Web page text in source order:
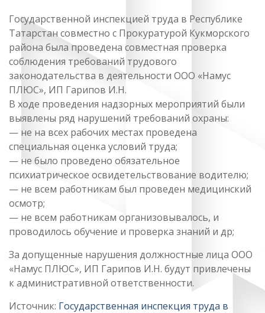
Государственной инспекцией труда в Республике
Татарстан совместно с Прокуратурой Кукморского
района была проведена совместная проверка
соблюдения требований трудового
законодательства в деятельности ООО «Намус
ПЛЮС», ИП Гарипов И.Н.
В ходе проведения надзорных мероприятий были
выявлены ряд нарушений требований охраны:
— не на всех рабочих местах проведена
специальная оценка условий труда;
— не было проведено обязательное
психиатрическое освидетельствование водителю;
— не всем работникам был проведен медицинский
осмотр;
— не всем работникам организовывалось, и
проводилось обучение и проверка знаний и др;
За допущенные нарушения должностные лица ООО
«Намус ПЛЮС», ИП Гарипов И.Н. будут привлечены
к административной ответственности.
Источник: Государственная инспекция труда в